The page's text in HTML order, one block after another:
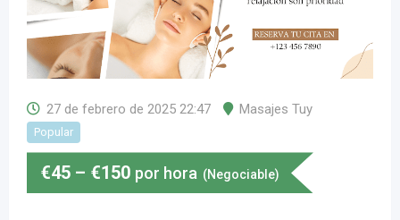
27 de febrero de 2025 22:47 Masajes Tuy
Popular
€45 – €150 por hora (Negociable)